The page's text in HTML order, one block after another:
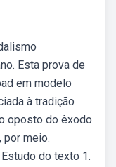
Esta prova de
em modelo
à tradição
oposto do êxodo
por meio.
do texto 1.